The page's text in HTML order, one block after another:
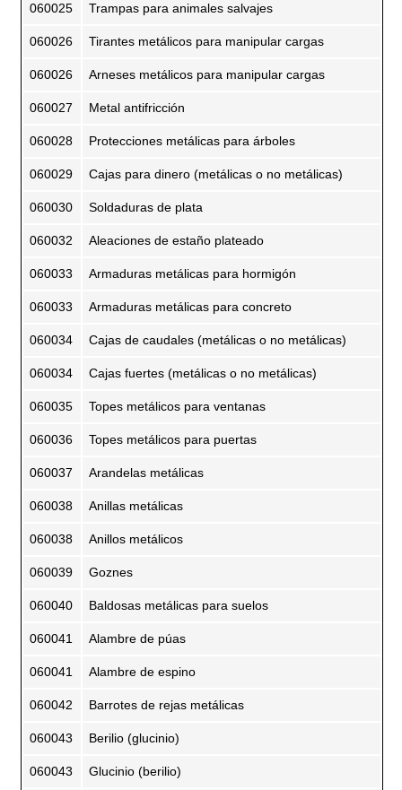
060025 Trampas para animales salvajes
060026 Tirantes metálicos para manipular cargas
060026 Arneses metálicos para manipular cargas
060027 Metal antifricción
060028 Protecciones metálicas para árboles
060029 Cajas para dinero (metálicas o no metálicas)
060030 Soldaduras de plata
060032 Aleaciones de estaño plateado
060033 Armaduras metálicas para hormigón
060033 Armaduras metálicas para concreto
060034 Cajas de caudales (metálicas o no metálicas)
060034 Cajas fuertes (metálicas o no metálicas)
060035 Topes metálicos para ventanas
060036 Topes metálicos para puertas
060037 Arandelas metálicas
060038 Anillas metálicas
060038 Anillos metálicos
060039 Goznes
060040 Baldosas metálicas para suelos
060041 Alambre de púas
060041 Alambre de espino
060042 Barrotes de rejas metálicas
060043 Berilio (glucinio)
060043 Glucinio (berilio)